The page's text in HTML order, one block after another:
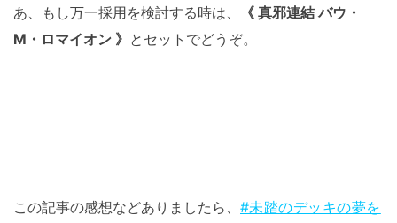
あ、もし万一採用を検討する時は、
《 真邪連結 バウ・
M・ロマイオン 》 とセットでどうぞ。
この記事の感想などありましたら、 #未踏のデッキの夢を